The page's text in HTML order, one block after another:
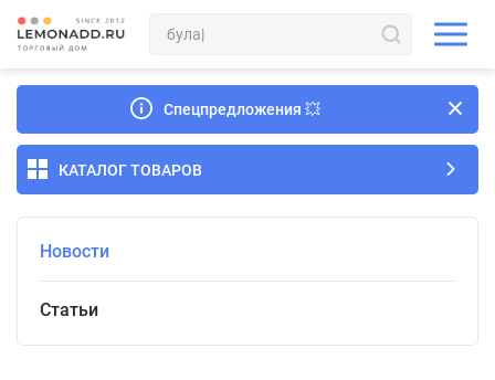
Спецпредложения 💥
КАТАЛОГ ТОВАРОВ
Новости
Статьи